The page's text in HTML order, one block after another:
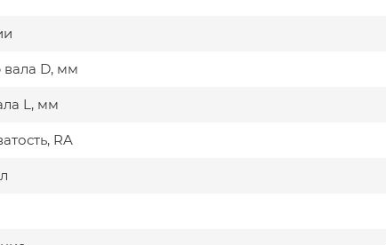
D, мм
L, мм
RA